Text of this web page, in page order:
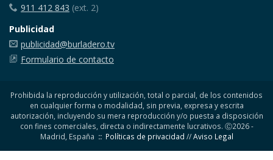
911 412 843 (ext. 2)
Publicidad
publicidad@burladero.tv
Formulario de contacto
Prohibida la reproducción y utilización, total o parcial, de los contenidos
en cualquier forma o modalidad, sin previa, expresa y escrita
autorización, incluyendo su mera reproducción y/o puesta a disposición
con fines comerciales, directa o indirectamente lucrativos. Ⓒ2026 -
Madrid, España :: Políticas de privacidad //Aviso Legal